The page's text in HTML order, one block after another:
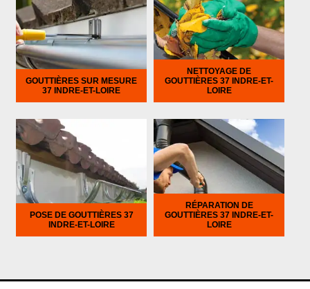
GOUTTIÈRES SUR MESURE
37 INDRE-ET-LOIRE
NETTOYAGE DE
GOUTTIÈRES 37 INDRE-ET-
LOIRE
POSE DE GOUTTIÈRES 37
INDRE-ET-LOIRE
RÉPARATION DE
GOUTTIÈRES 37 INDRE-ET-
LOIRE